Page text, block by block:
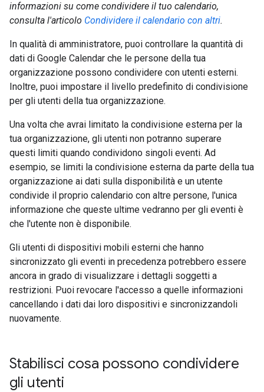
informazioni su come condividere il tuo calendario,
consulta l'articolo Condividere il calendario con altri.
In qualità di amministratore, puoi controllare la quantità di
dati di Google Calendar che le persone della tua
organizzazione possono condividere con utenti esterni.
Inoltre, puoi impostare il livello predefinito di condivisione
per gli utenti della tua organizzazione.
Una volta che avrai limitato la condivisione esterna per la
tua organizzazione, gli utenti non potranno superare
questi limiti quando condividono singoli eventi. Ad
esempio, se limiti la condivisione esterna da parte della tua
organizzazione ai dati sulla disponibilità e un utente
condivide il proprio calendario con altre persone, l'unica
informazione che queste ultime vedranno per gli eventi è
che l'utente non è disponibile.
Gli utenti di dispositivi mobili esterni che hanno
sincronizzato gli eventi in precedenza potrebbero essere
ancora in grado di visualizzare i dettagli soggetti a
restrizioni. Puoi revocare l'accesso a quelle informazioni
cancellando i dati dai loro dispositivi e sincronizzandoli
nuovamente.
Stabilisci cosa possono condividere
gli utenti